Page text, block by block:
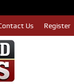
Us Register